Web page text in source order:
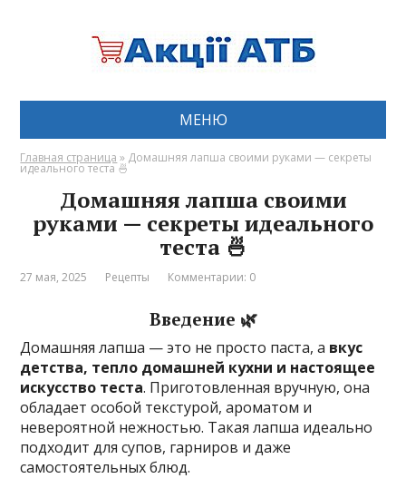
МЕНЮ
Главная страница » Домашняя лапша своими руками — секреты
идеального теста 🍜
Домашняя лапша своими
руками — секреты идеального
теста 🍜
27 мая, 2025 Рецепты Комментарии: 0
Введение 🌿
Домашняя лапша — это не просто паста, а вкус
детства, тепло домашней кухни и настоящее
искусство теста. Приготовленная вручную, она
обладает особой текстурой, ароматом и
невероятной нежностью. Такая лапша идеально
подходит для супов, гарниров и даже
самостоятельных блюд.